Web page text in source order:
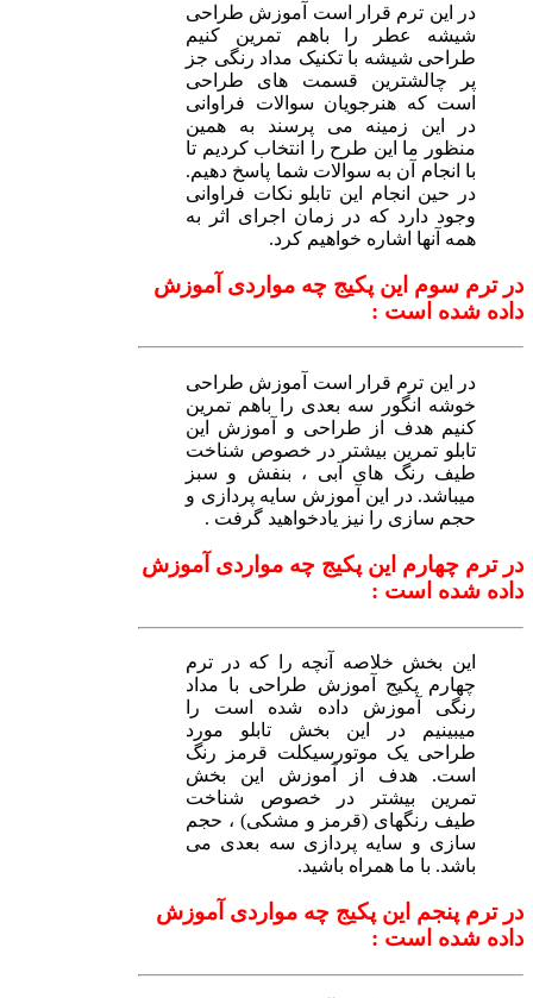
در این ترم قرار است آموزش طراحی
شیشه عطر را باهم تمرین کنیم
طراحی شیشه با تکنیک مداد رنگی جز
پر چالشترین قسمت های طراحی
است که هنرجویان سوالات فراوانی
در این زمینه می پرسند به همین
منظور ما این طرح را انتخاب کردیم تا
با انجام آن به سوالات شما پاسخ دهیم.
در حین انجام این تابلو نکات فراوانی
وجود دارد که در زمان اجرای اثر به
همه آنها اشاره خواهیم کرد.
در ترم سوم این پکیج چه مواردی آموزش
داده شده است :
در این ترم قرار است آموزش طراحی
خوشه انگور سه بعدی را باهم تمرین
کنیم هدف از طراحی و آموزش این
تابلو تمرین بیشتر در خصوص شناخت
طیف رنگ های آبی ، بنفش و سبز
میباشد. در این آموزش سایه پردازی و
حجم سازی را نیز یادخواهید گرفت .
در ترم چهارم این پکیج چه مواردی آموزش
داده شده است :
این بخش خلاصه آنچه را که در ترم
چهارم پکیج آموزش طراحی با مداد
رنگی آموزش داده شده است را
میبینیم در این بخش تابلو مورد
طراحی یک موتورسیکلت قرمز رنگ
است. هدف از آموزش این بخش
تمرین بیشتر در خصوص شناخت
طیف رنگهای (قرمز و مشکی) ، حجم
سازی و سایه پردازی سه بعدی می
باشد. با ما همراه باشید.
در ترم پنجم این پکیج چه مواردی آموزش
داده شده است :